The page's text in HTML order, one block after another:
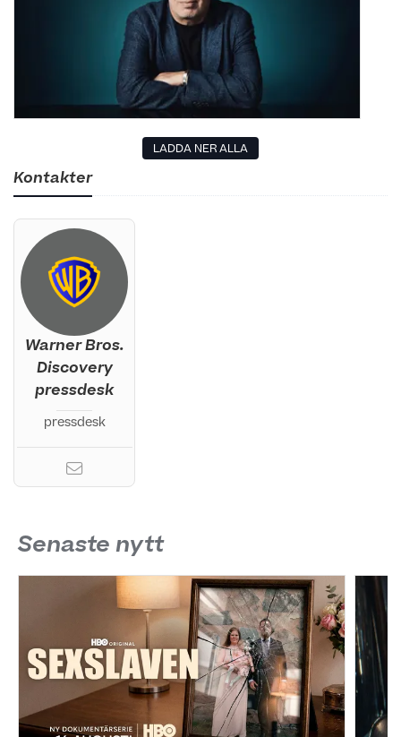
LADDA NER ALLA
Kontakter
Warner Bros.
Discovery
pressdesk
pressdesk
Senaste nytt